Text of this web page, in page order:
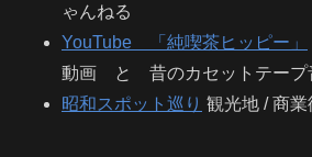
ゃんねる
YouTube 「純喫茶ヒッピー」
動画 と 昔のカセットテープ
昭和スポット巡り 観光地 / 商